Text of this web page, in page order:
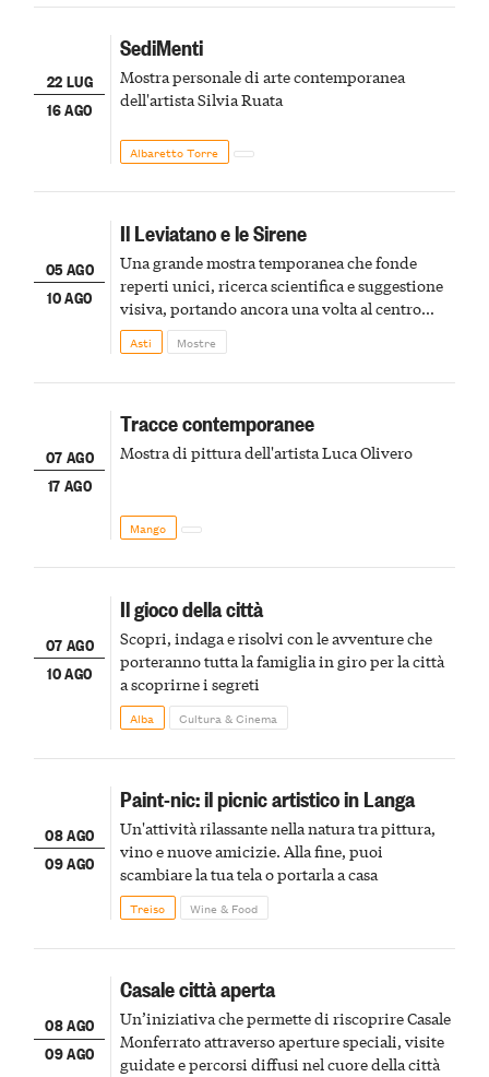
22 LUG
16 AGO
SediMenti
Mostra personale di arte contemporanea
dell'artista Silvia Ruata
Albaretto Torre
05 AGO
10 AGO
Il Leviatano e le Sirene
Una grande mostra temporanea che fonde
reperti unici, ricerca scientifica e suggestione
visiva, portando ancora una volta al centro
della scena le meraviglie del passato astigiano
Asti Mostre
07 AGO
17 AGO
Tracce contemporanee
Mostra di pittura dell'artista Luca Olivero
Mango
07 AGO
10 AGO
Il gioco della città
Scopri, indaga e risolvi con le avventure che
porteranno tutta la famiglia in giro per la città
a scoprirne i segreti
Alba Cultura & Cinema
08 AGO
09 AGO
Paint-nic: il picnic artistico in Langa
Un'attività rilassante nella natura tra pittura,
vino e nuove amicizie. Alla fine, puoi
scambiare la tua tela o portarla a casa
Treiso Wine & Food
08 AGO
09 AGO
Casale città aperta
Un’iniziativa che permette di riscoprire Casale
Monferrato attraverso aperture speciali, visite
guidate e percorsi diffusi nel cuore della città